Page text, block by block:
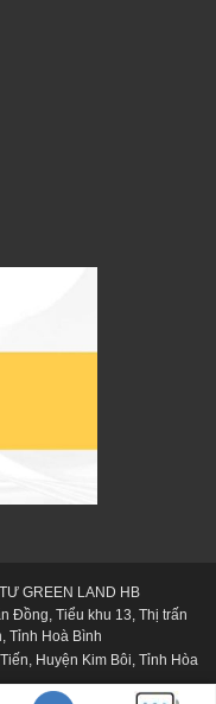
GREEN LAND HB
Đồng, Tiểu khu 13, Thị trấn
Tỉnh Hoà Bình
Huyện Kim Bôi, Tỉnh Hòa